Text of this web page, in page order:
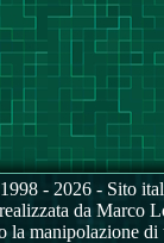
- 2026 - Sito
da
la manipolazione